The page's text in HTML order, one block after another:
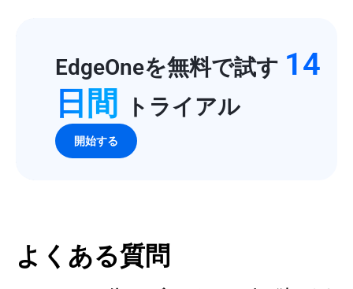
EdgeOneを無料で試す 14
日間
トライアル
開始する
よくある質問